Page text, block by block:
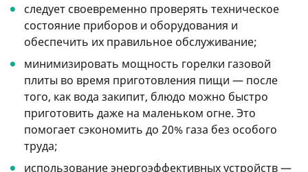
следует своевременно проверять техническое
состояние приборов и оборудования и
обеспечить их правильное обслуживание;
минимизировать мощность горелки газовой
плиты во время приготовления пищи — после
того, как вода закипит, блюдо можно быстро
приготовить даже на маленьком огне. Это
помогает сэкономить до 20% газа без особого
труда;
использование энергоэффективных устройств —